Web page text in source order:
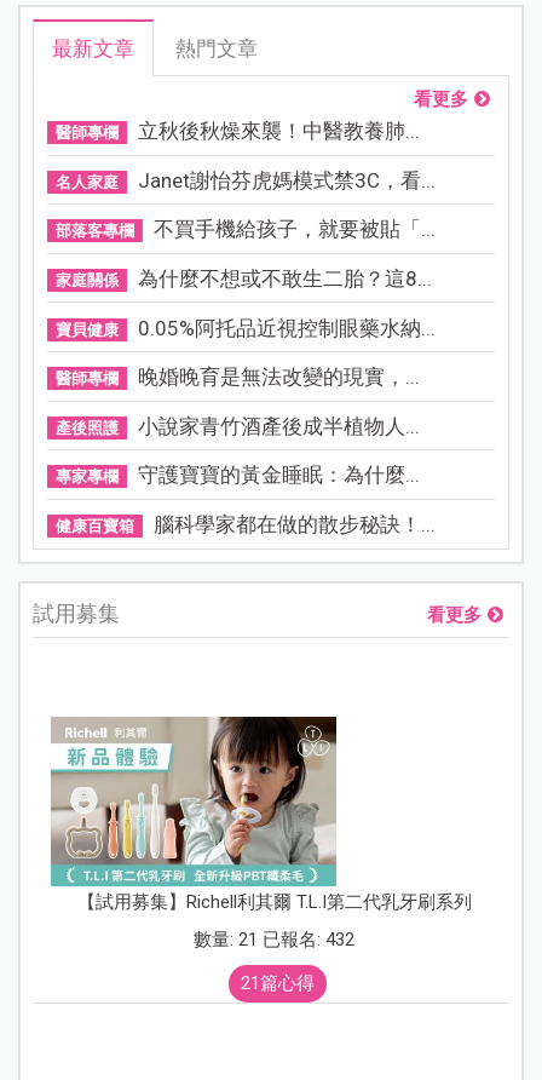
最新文章 熱門文章
看更多
醫師專欄 立秋後秋燥來襲！中醫教養肺...
名人家庭 Janet謝怡芬虎媽模式禁3C，看...
部落客專欄 不買手機給孩子，就要被貼「...
家庭關係 為什麼不想或不敢生二胎？這8...
寶貝健康 0.05%阿托品近視控制眼藥水納...
醫師專欄 晚婚晚育是無法改變的現實，...
產後照護 小說家青竹酒產後成半植物人...
專家專欄 守護寶寶的黃金睡眠：為什麼...
健康百寶箱 腦科學家都在做的散步秘訣！...
試用募集 看更多
【試用募集】Richell利其爾 T.L.I第二代乳牙刷系列
數量: 21 已報名: 432
21篇心得